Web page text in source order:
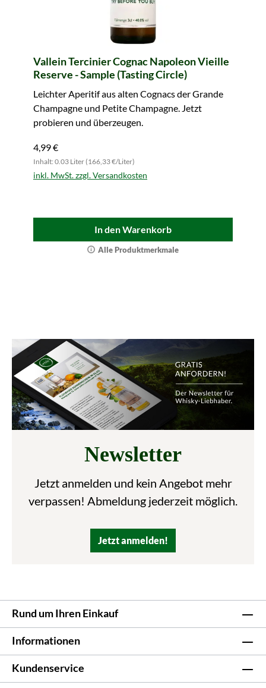
Vallein Tercinier Cognac Napoleon Vieille
Reserve - Sample (Tasting Circle)
Leichter Aperitif aus alten Cognacs der Grande
Champagne und Petite Champagne. Jetzt
probieren und überzeugen.
4,99 €
Inhalt: 0.03 Liter (166,33 €/Liter)
inkl. MwSt. zzgl. Versandkosten
In den Warenkorb
Alle Produktmerkmale
Newsletter
Jetzt anmelden und kein Angebot mehr
verpassen! Abmeldung jederzeit möglich.
Jetzt anmelden!
Rund um Ihren Einkauf
Informationen
Kundenservice